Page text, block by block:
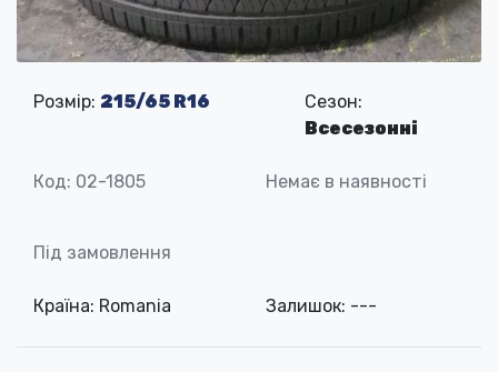
Розмір: 215/65 R16
Сезон:
Всесезонні
Код: 02-1805 Немає в наявності
Під замовлення
Країна: Romania Залишок: ---